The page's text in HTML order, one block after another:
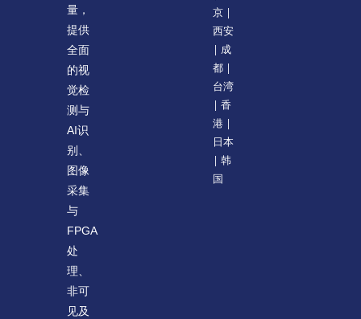
量，
提供
全面
的视
觉检
测与
AI识
别、
图像
采集
与
FPGA
处
理、
非可
见及
京 |
西安
| 成
都 |
台湾
| 香
港 |
日本
| 韩
国